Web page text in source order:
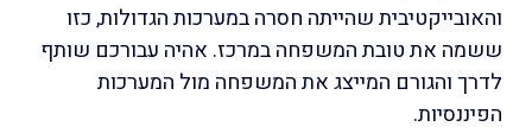
והאובייקטיבית שהייתה חסרה במערכות הגדולות, כזו
ששמה את טובת המשפחה במרכז. אהיה עבורכם שותף
לדרך והגורם המייצג את המשפחה מול המערכות
הפיננסיות.